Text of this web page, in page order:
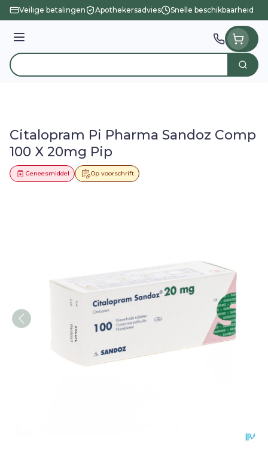
Ga naar de inhoud
Veilige betalingen Apothekersadvies Snelle beschikbaarheid
Menu
Product, merk, categorie... Zoek
Citalopram Pi Pharma Sandoz Comp
100 X 20mg Pip
Op voorschrift
Geneesmiddel